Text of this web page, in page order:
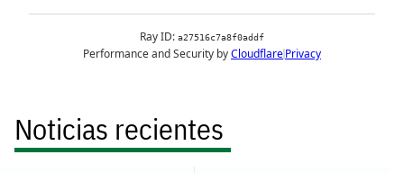
Noticias recientes